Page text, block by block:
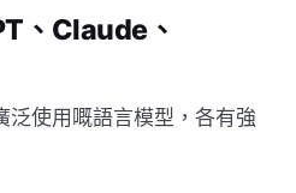
、Claude、
泛使用嘅語言模型，各有強